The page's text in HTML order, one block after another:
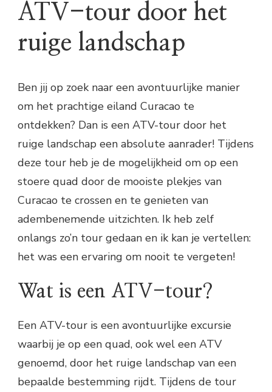
ATV-tour door het
ruige landschap
Ben jij op zoek naar een avontuurlijke manier
om het prachtige eiland Curacao te
ontdekken? Dan is een ATV-tour door het
ruige landschap een absolute aanrader! Tijdens
deze tour heb je de mogelijkheid om op een
stoere quad door de mooiste plekjes van
Curacao te crossen en te genieten van
adembenemende uitzichten. Ik heb zelf
onlangs zo’n tour gedaan en ik kan je vertellen:
het was een ervaring om nooit te vergeten!
Wat is een ATV-tour?
Een ATV-tour is een avontuurlijke excursie
waarbij je op een quad, ook wel een ATV
genoemd, door het ruige landschap van een
bepaalde bestemming rijdt. Tijdens de tour